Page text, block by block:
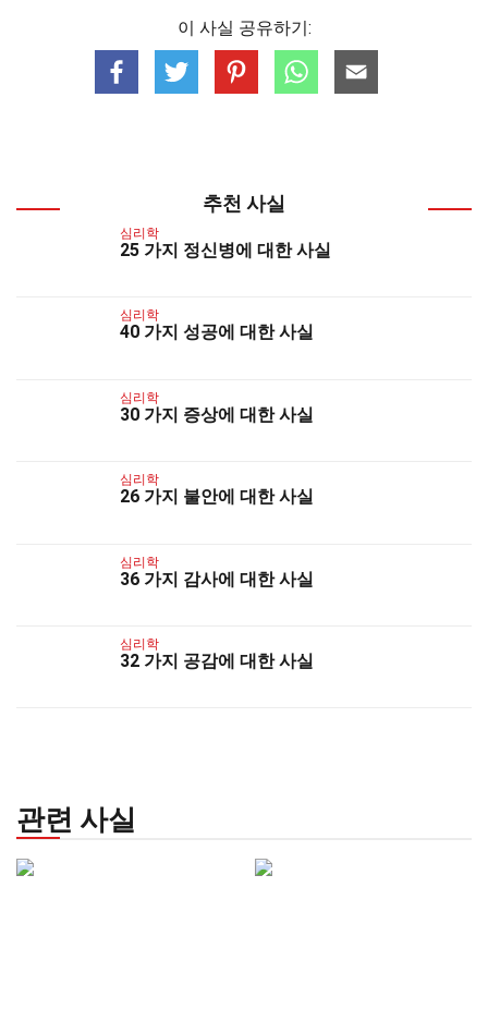
이 사실 공유하기:
추천 사실
심리학
25 가지 정신병에 대한 사실
심리학
40 가지 성공에 대한 사실
심리학
30 가지 증상에 대한 사실
심리학
26 가지 불안에 대한 사실
심리학
36 가지 감사에 대한 사실
심리학
32 가지 공감에 대한 사실
관련 사실